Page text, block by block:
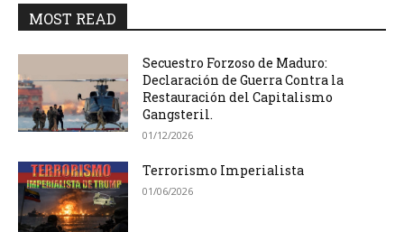
MOST READ
Secuestro Forzoso de Maduro:
Declaración de Guerra Contra la
Restauración del Capitalismo
Gangsteril.
01/12/2026
Terrorismo Imperialista
01/06/2026